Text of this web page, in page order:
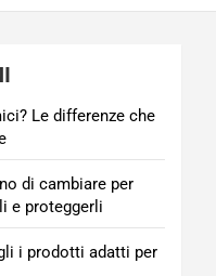
Le differenze che
di cambiare per
e proteggerli
i prodotti adatti per